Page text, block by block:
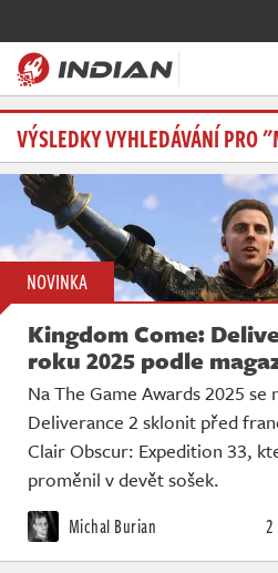
Magazín
Recenze
Videa
Soutěže
Databáze
Komunita
Redakce
Živě
VÝSLEDKY VYHLEDÁVÁNÍ PRO
NOVINKA
Kingdom Come:
roku 2025 podle
Na The Game Awards 2025
Deliverance 2 sklonit před
Clair Obscur: Expedition 33,
proměnil v devět sošek.
Michal Burian